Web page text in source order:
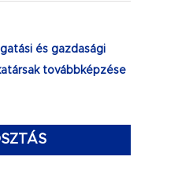
és gazdasági
továbbképzése